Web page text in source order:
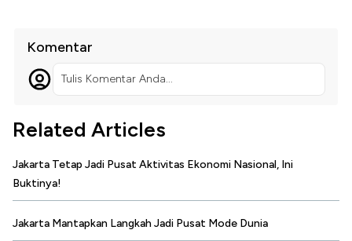
Komentar
Tulis Komentar Anda...
Related Articles
Jakarta Tetap Jadi Pusat Aktivitas Ekonomi Nasional, Ini
Buktinya!
Jakarta Mantapkan Langkah Jadi Pusat Mode Dunia